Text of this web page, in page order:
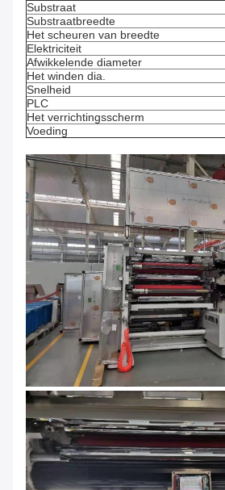
Substraat
Substraatbreedte
Het scheuren van breedte
Elektriciteit
Afwikkelende diameter
Het winden dia.
Snelheid
PLC
Het verrichtingsscherm
Voeding